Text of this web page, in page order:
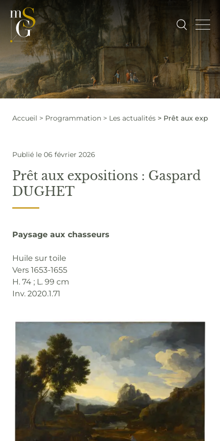
Accueil Programmation Les actualités Prêt aux
Publié le 06 février 2026
Prêt aux expositions : Gaspard
DUGHET
Paysage aux chasseurs
Huile sur toile
Vers 1653-1655
H. 74 ; L. 99 cm
Inv. 2020.1.71